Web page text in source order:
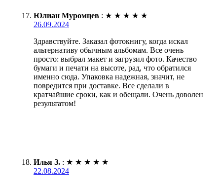
Юлиан Муромцев : ★ ★ ★ ★ ★
26.09.2024
Здравствуйте. Заказал фотокнигу, когда искал
альтернативу обычным альбомам. Все очень
просто: выбрал макет и загрузил фото. Качество
бумаги и печати на высоте, рад, что обратился
именно сюда. Упаковка надежная, значит, не
повредится при доставке. Все сделали в
кратчайшие сроки, как и обещали. Очень доволен
результатом!
Илья З. : ★ ★ ★ ★ ★
22.08.2024